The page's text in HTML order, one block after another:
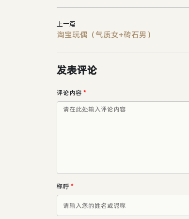
上一篇
淘宝玩偶（气质女+砖石男）
发表评论
评论内容 *
称呼*